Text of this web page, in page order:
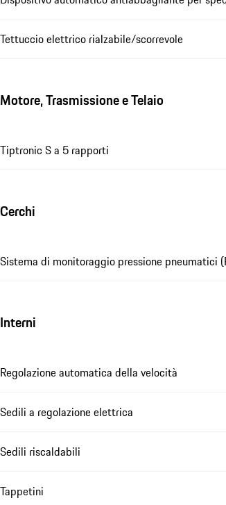
Tettuccio elettrico rialzabile/scorrevole
Motore, Trasmissione e Telaio
Tiptronic S a 5 rapporti
Cerchi
Sistema di monitoraggio pressione pneumatici
Interni
Regolazione automatica della velocità
Sedili a regolazione elettrica
Sedili riscaldabili
Tappetini